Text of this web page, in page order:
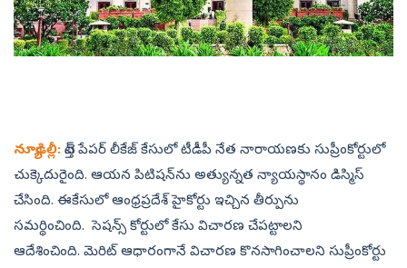
న్యూఢిల్లీ: టెన్త్ పేపర్‌ లీకేజ్‌ కేసులో టీడీపీ నేత నారాయణకు సుప్రీంకోర్టులో
చుక్కెదురైంది. ఆయన పిటిషన్‌ను అత్యున్నత న్యాయస్థానం డిస్మిస్
చేసింది. ఈకేసులో ఆంధ్రప్రదేశ్ హైకోర్టు ఇ‍చ్చిన తీర్పును
సమర్థించింది. సెషన్స్ కోర్టులో కేసు విచారణ చేపట్టాలని
ఆదేశించింది. మెరిట్ ఆధారంగానే విచారణ కొనసాగించాలని సుప్రీంకోర్టు